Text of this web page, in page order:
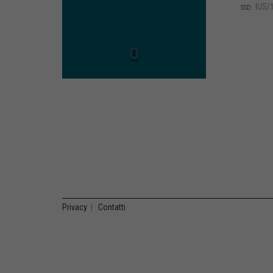
SSD: IUS/
Privacy Contatti